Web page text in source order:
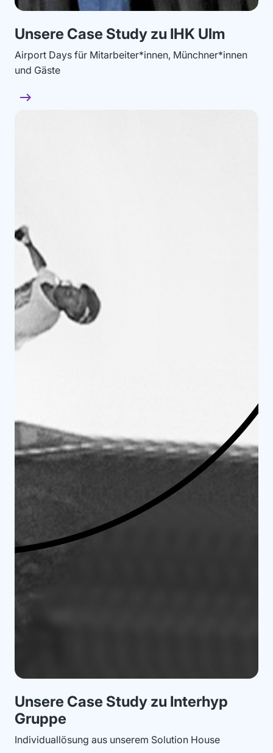
Unsere Case Study zu IHK Ulm
Airport Days für Mitarbeiter*innen, Münchner*innen
und Gäste
Unsere Case Study zu Interhyp
Gruppe
Individuallösung aus unserem Solution House